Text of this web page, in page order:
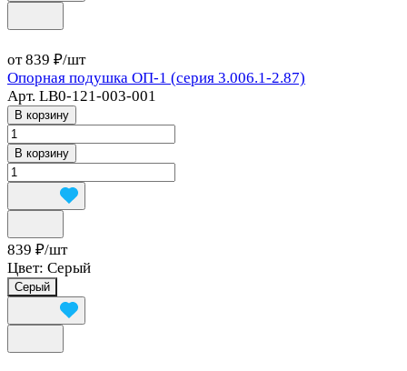
от 839 ₽/шт
Опорная подушка ОП-1 (серия 3.006.1-2.87)
Арт. LB0-121-003-001
В корзину
В корзину
839 ₽/шт
Цвет: Серый
Серый